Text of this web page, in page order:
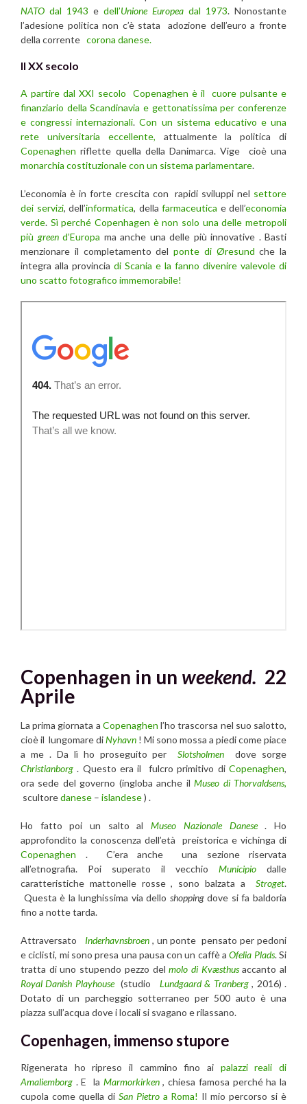
NATO dal 1943 e dell’Unione Europea dal 1973. Nonostante
l’adesione politica non c’è stata adozione dell’euro a fronte
della corrente corona danese.
Il XX secolo
A partire dal XXI secolo Copenaghen è il cuore pulsante e
finanziario della Scandinavia e gettonatissima per conferenze
e congressi internazionali.Con un sistema educativo e una
rete universitaria eccellente, attualmente la politica di
Copenaghen riflette quella della Danimarca. Vige cioè una
monarchia costituzionale con un sistema parlamentare.
L’economia è in forte crescita con rapidi sviluppi nel settore
dei servizi, dell’informatica, della farmaceutica e dell’economia
verde. Sì perché Copenhagen è non solo una delle metropoli
più greend’Europa ma anche una delle più innovative . Basti
menzionare il completamento del ponte di Øresund che la
integra alla provincia di Scania e la fanno divenire valevole di
uno scatto fotografico immemorabile!
Copenhagen in un weekend. 22
Aprile
La prima giornata a Copenaghen l’ho trascorsa nel suo salotto,
cioè il lungomare diNyhavn ! Mi sono mossa a piedi come piace
a me . Da lì ho proseguito per
Slotsholmen
dove sorge
Christianborg. Questo era il fulcro primitivo diCopenaghen,
ora sede del governo (ingloba anche ilMuseo di Thorvaldsens,
scultoredanese – islandese) .
Ho fatto poi un salto alMuseo Nazionale Danese. Ho
approfondito la conoscenza dell’età preistorica e vichinga di
Copenaghen . C’era anche una sezione riservata
all’etnografia. Poi superato il vecchio Municipio dalle
caratteristiche mattonelle rosse , sono balzata a Stroget.
Questa è la lunghissima via dello shoppingdove si fa baldoria
fino a notte tarda.
Attraversato Inderhavnsbroen, un ponte pensato per pedoni
e ciclisti, mi sono presa una pausa con un caffè aOfelia Plads. Si
tratta di uno stupendo pezzo delmolo di Kvæsthusaccanto al
Royal Danish Playhouse(studio Lundgaard & Tranberg, 2016) .
Dotato di un parcheggio sotterraneo per 500 auto è una
piazza sull’acqua dove i locali si svagano e rilassano.
Copenhagen, immenso stupore
Rigenerata ho ripreso il cammino fino ai palazzi reali di
Amaliemborg . E la Marmorkirken, chiesa famosa perché ha la
cupola come quella di San Pietroa Roma! Il mio percorso si è